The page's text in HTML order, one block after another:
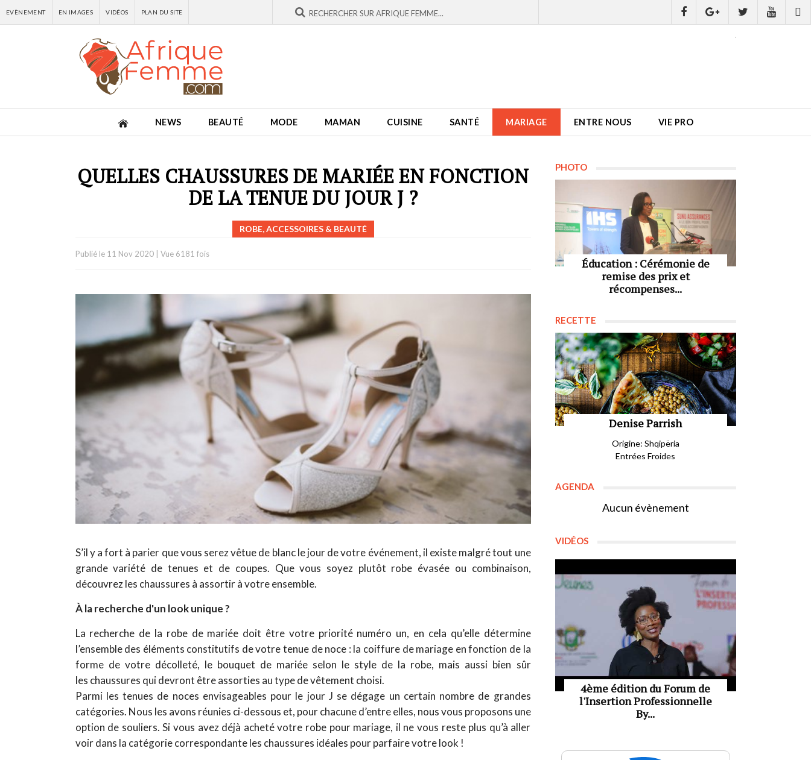
EVÈNEMENT EN IMAGES VIDÉOS PLAN DU SITE
NEWS BEAUTÉ MODE MAMAN CUISINE SANTÉ MARIAGE ENTRE NOUS VIE PRO
QUELLES CHAUSSURES DE MARIÉE EN FONCTION
DE LA TENUE DU JOUR J ?
ROBE, ACCESSOIRES & BEAUTÉ
Publié le 11 Nov 2020| Vue 6181 fois
S’il y a fort à parier que vous serez vêtue de blanc le jour de votre événement, il existe malgré tout une
grande variété de tenues et de coupes. Que vous soyez plutôt robe évasée ou combinaison,
découvrez les chaussures à assortir à votre ensemble.
À la recherche d'un look unique ?
La recherche de la robe de mariée doit être votre priorité numéro un, en cela qu’elle détermine
l’ensemble des éléments constitutifs de votre tenue de noce : la coiffure de mariage en fonction de la
forme de votre décolleté, le bouquet de mariée selon le style de la robe, mais aussi bien sûr
les chaussures qui devront être assorties au type de vêtement choisi.
Parmi les tenues de noces envisageables pour le jour J se dégage un certain nombre de grandes
catégories. Nous les avons réunies ci-dessous et, pour chacune d’entre elles, nous vous proposons une
option de souliers. Si vous avez déjà acheté votre robe pour mariage, il ne vous reste plus qu’à aller
voir dans la catégorie correspondante les chaussures idéales pour parfaire votre look !
PHOTO
Éducation : Cérémonie de
remise des prix et
récompenses...
RECETTE
Denise Parrish
Origine: Shqipëria
Entrées Froides
AGENDA
Aucun évènement
VIDÉOS
4ème édition du Forum de
l'Insertion Professionnelle
By...